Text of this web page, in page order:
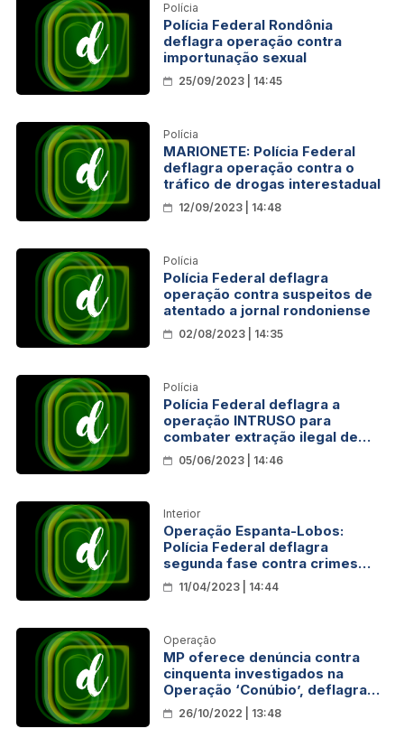
Polícia
Polícia Federal Rondônia
deflagra operação contra
importunação sexual
25/09/2023 | 14:45
Polícia
MARIONETE: Polícia Federal
deflagra operação contra o
tráfico de drogas interestadual
12/09/2023 | 14:48
Polícia
Polícia Federal deflagra
operação contra suspeitos de
atentado a jornal rondoniense
02/08/2023 | 14:35
Polícia
Polícia Federal deflagra a
operação INTRUSO para
combater extração ilegal de
minérios em Terra Indígena
05/06/2023 | 14:46
Interior
Operação Espanta-Lobos:
Polícia Federal deflagra
segunda fase contra crimes
ambientais em Rondônia
11/04/2023 | 14:44
Operação
MP oferece denúncia contra
cinquenta investigados na
Operação ‘Conúbio’, deflagrada
pela Polícia Federal
26/10/2022 | 13:48